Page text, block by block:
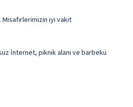
Misafirlerimizin iyi vakit
İnternet, piknik alanı ve barbekü